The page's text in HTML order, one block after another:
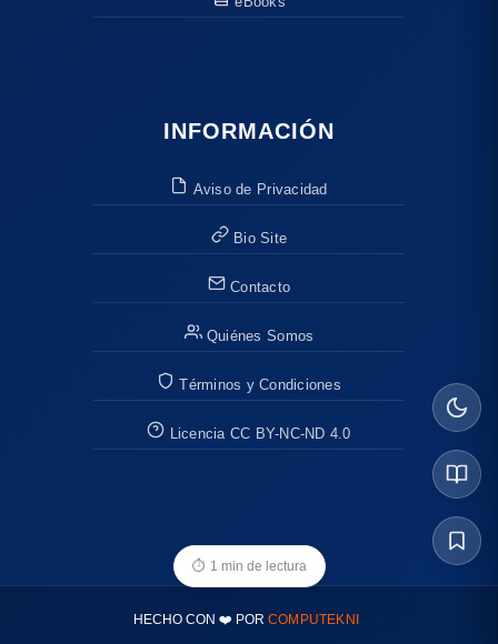
INFORMACIÓN
Aviso de Privacidad
Bio Site
Contacto
Quiénes Somos
Términos y Condiciones
Licencia CC BY-NC-ND 4.0
HECHO CON ❤️ POR COMPUTEKNI
⏱ 1 min de lectura